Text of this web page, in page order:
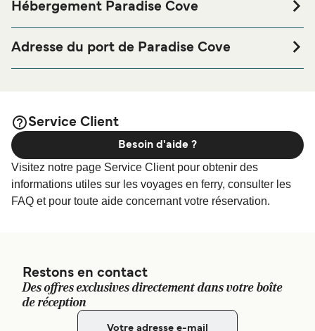
Hébergement Paradise Cove
Paradise Cove ou à proximité, avant ou après votre
voyage ou si vous êtes à la recherche de logements pour
ligne !
Adresse du port de Paradise Cove
Service Client
Visitez notre page Service Client pour obtenir des
informations utiles sur les voyages en ferry, consulter les
FAQ et pour toute aide concernant votre réservation.
Besoin d'aide ?
Restons en contact
Des offres exclusives directement dans votre boîte
de réception